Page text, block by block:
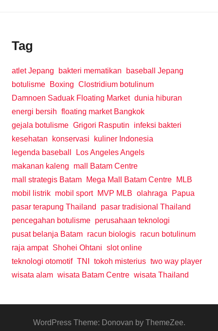
Tag
atlet Jepang bakteri mematikan
baseball Jepang
botulisme
Boxing Clostridium botulinum
Damnoen Saduak Floating Market dunia hiburan
energi bersih floating market Bangkok
gejala botulisme Grigori Rasputin
infeksi bakteri
kesehatan
konservasi
kuliner Indonesia
legenda baseball
Los Angeles Angels
makanan kaleng
mall Batam Centre
mall strategis Batam
Mega Mall Batam Centre
MLB
mobil listrik mobil sport MVP MLB olahraga
Papua
pasar terapung Thailand
pasar tradisional Thailand
pencegahan botulisme perusahaan teknologi
pusat belanja Batam racun biologis racun botulinum
raja ampat Shohei Ohtani slot online
teknologi otomotif TNI tokoh misterius two way player
wisata alam wisata Batam Centre wisata Thailand
WordPress Theme: Donovan by ThemeZee.